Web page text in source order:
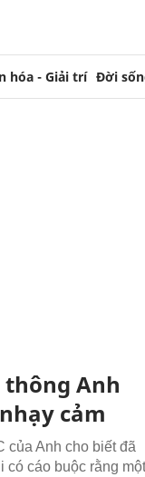
hóa - Giải trí Đời
Anh
cảm
của Anh cho biết đã
có cáo buộc rằng một